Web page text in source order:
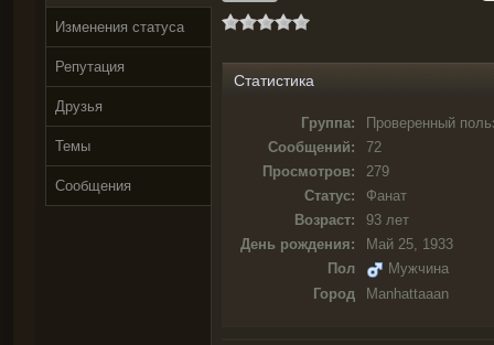
Изменения статуса
Репутация
Друзья
Темы
Сообщения
Статистика
Группа:
Проверенный
Сообщений:
72
Просмотров:
279
Статус:
Фанат
Возраст:
93 лет
День рождения:
Май 25, 1933
Пол
Мужчина
Город
Manhattaaan